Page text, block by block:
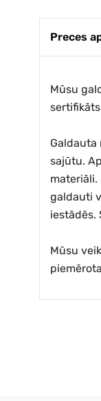
Preces
Mūsu
sajūtu.
materiāli.
galdauti
iestādēs.
Mūsu